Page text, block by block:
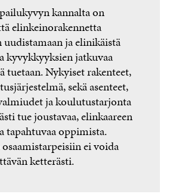
kannalta on
elinkeinorakennetta
ja elinikäistä
kyvykkyyksien jatkuvaa
tuetaan. Nykyiset rakenteet,
sekä asenteet,
ja koulutustarjonta
tue joustavaa, elinkaareen
tapahtuvaa oppimista.
ei voida
ketterästi.